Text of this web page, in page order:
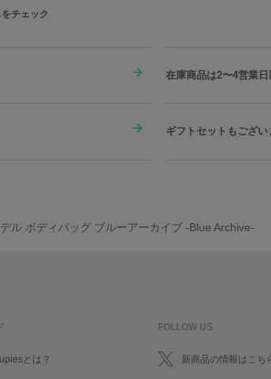
チェック
在庫商品は2〜4営業
ギフトセットもござい
ル ボディバッグ ブルーアーカイブ -Blue Archive-
とは？
FOLLOW US
新商品の情報はこち